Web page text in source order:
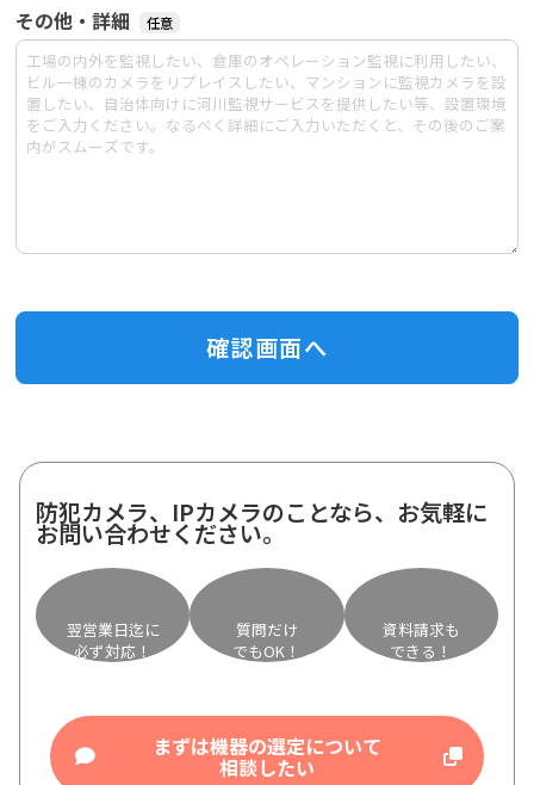
その他・詳細
防犯カメラ、IPカメラのことなら、お気軽に
お問い合わせください。
翌営業日迄に
必ず対応！
質問だけ
でもOK！
資料請求も
できる！
まずは機器の選定について
相談したい